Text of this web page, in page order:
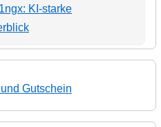
KI-starke